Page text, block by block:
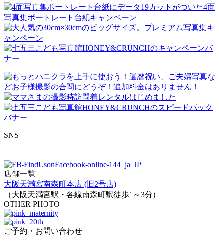
SNS
店舗一覧
大阪天満宮南森町本店 (旧2号店)
（大阪天満宮駅・各線南森町駅徒歩1～3分）
OTHER PHOTO
ご予約・お問い合わせ